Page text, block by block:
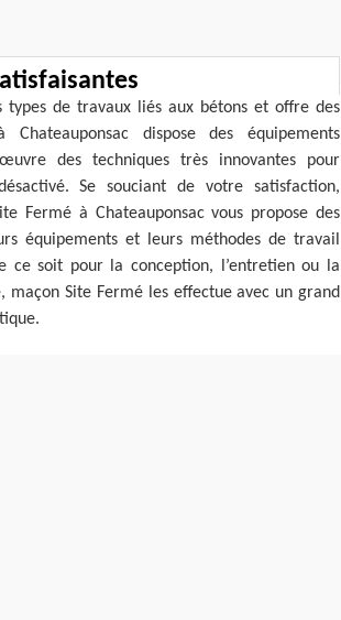
types de travaux liés aux bétons et offre des
dispose des équipements
des techniques très innovantes pour
Se souciant de votre satisfaction,
Fermé à Chateauponsac vous propose des
équipements et leurs méthodes de travail
ce soit pour la conception, l’entretien ou la
maçon Site Fermé les effectue avec un grand